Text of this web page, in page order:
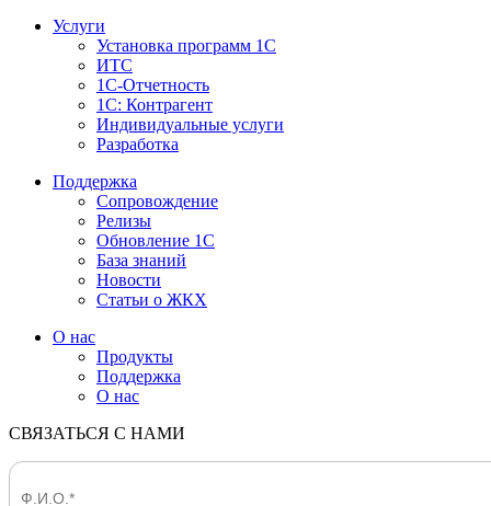
Услуги
Установка программ 1С
ИТС
1С-Отчетность
1С: Контрагент
Индивидуальные услуги
Разработка
Поддержка
Сопровождение
Релизы
Обновление 1С
База знаний
Новости
Статьи о ЖКХ
О нас
Продукты
Поддержка
О нас
СВЯЗАТЬСЯ С НАМИ